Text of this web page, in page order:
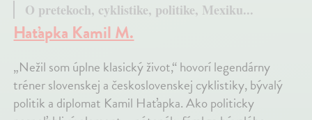
O pretekoch, cyklistike, politike, Mexiku...
Haťapka Kamil M.
„Nežil som úplne klasický život,“ hovorí legendárny
tréner slovenskej a československej cyklistiky, bývalý
politik a diplomat Kamil Haťapka. Ako politicky